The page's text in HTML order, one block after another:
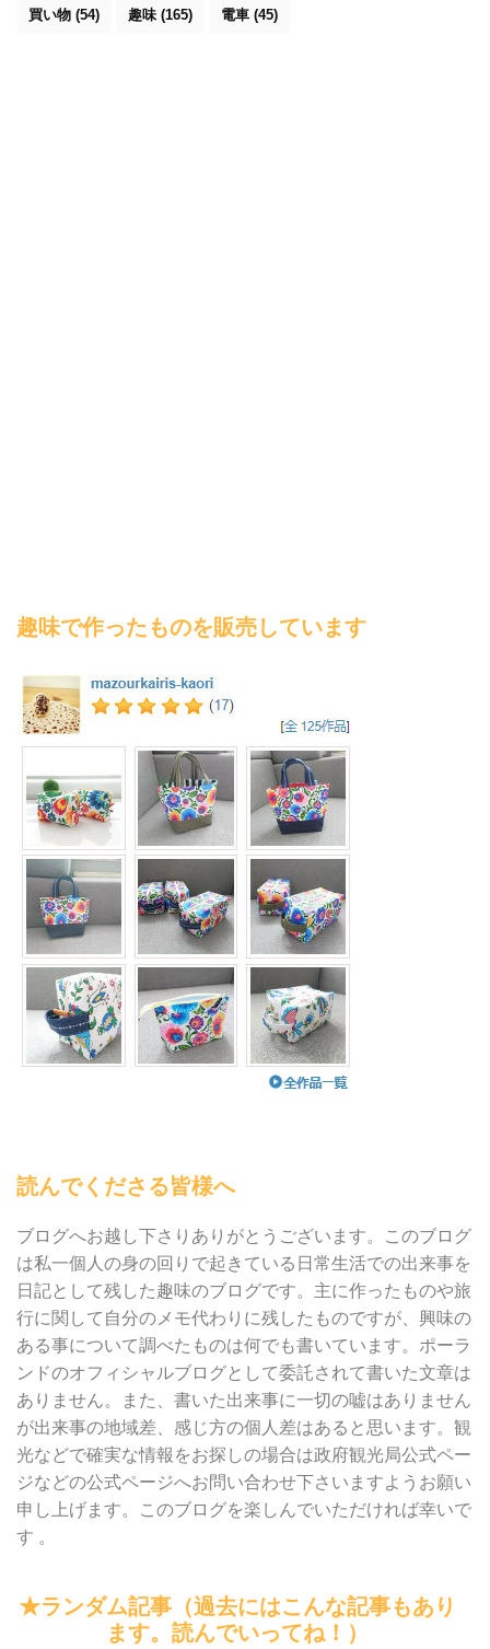
買い物 (54) 趣味(165) 電車 (45)
趣味で作ったものを販売しています
読んでくださる皆様へ
ブログへお越し下さりありがとうございます。このブログ
は私一個人の身の回りで起きている日常生活での出来事を
日記として残した趣味のブログです。主に作ったものや旅
行に関して自分のメモ代わりに残したものですが、興味の
ある事について調べたものは何でも書いています。ポーラ
ンドのオフィシャルブログとして委託されて書いた文章は
ありません。また、書いた出来事に一切の嘘はありません
が出来事の地域差、感じ方の個人差はあると思います。観
光などで確実な情報をお探しの場合は政府観光局公式ペー
ジなどの公式ページへお問い合わせ下さいますようお願い
申し上げます。このブログを楽しんでいただければ幸いで
す 。
★ランダム記事（過去にはこんな記事もあり
ます。読んでいってね！）